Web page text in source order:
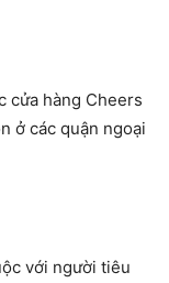
cửa hàng Cheers
ở các quận ngoại
với người tiêu